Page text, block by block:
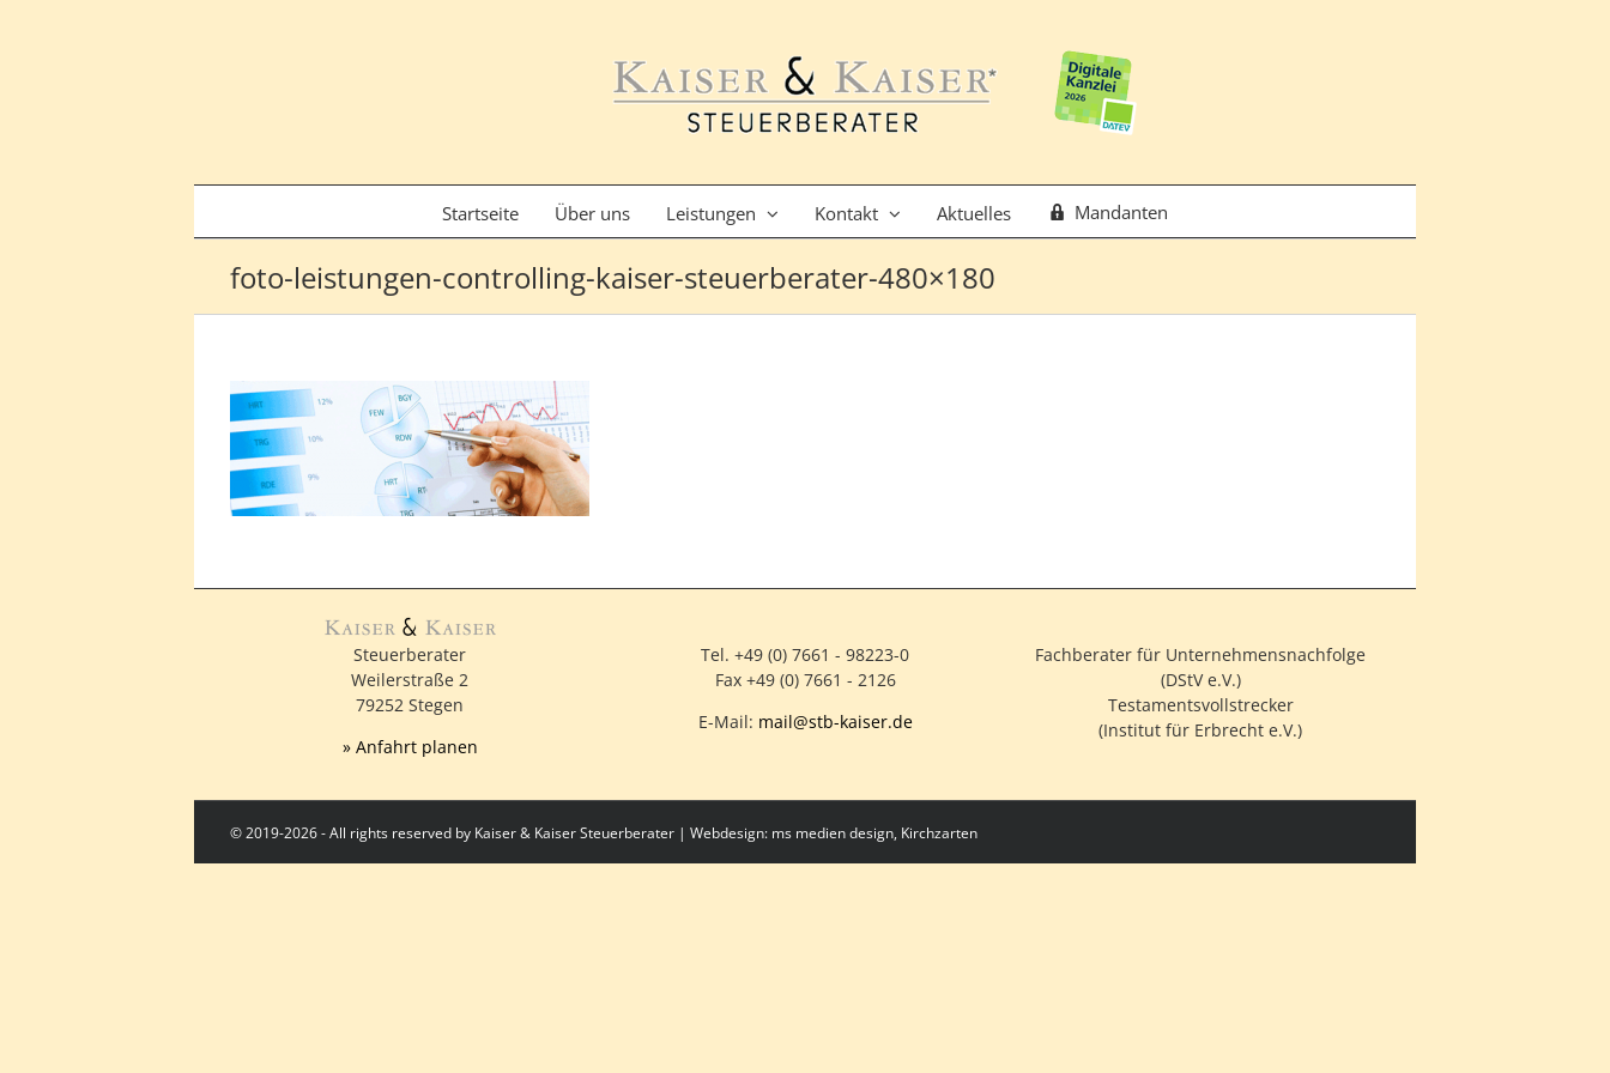
Startseite Über uns Leistungen Kontakt Aktuelles Mandanten
foto-leistungen-controlling-kaiser-steuerberater-480×180
Steuerberater
Weilerstraße 2
79252 Stegen
» Anfahrt planen
Tel. +49 (0) 7661 - 98223-0
Fax +49 (0) 7661 - 2126
E-Mail: mail@stb-kaiser.de
Fachberater für Unternehmensnachfolge
(DStV e.V.)
Testamentsvollstrecker
(Institut für Erbrecht e.V.)
© 2019-2026 - All rights reserved by Kaiser & Kaiser Steuerberater | Webdesign: ms medien design, Kirchzarten